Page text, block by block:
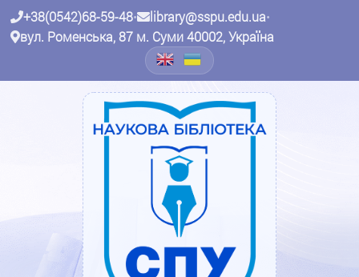
+38(0542)68-59-48• library@sspu.edu.ua•
вул. Роменська, 87 м. Суми 40002, Україна